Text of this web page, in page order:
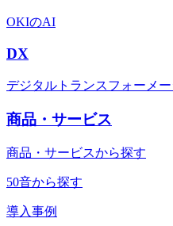
OKIのAI
DX
デジタルトランスフォーメー
商品・サービス
商品・サービスから探す
50音から探す
導入事例